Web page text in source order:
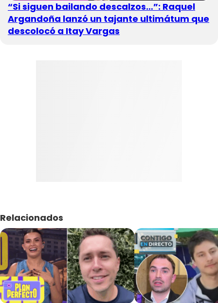
“Si siguen bailando descalzos…”: Raquel
Argandoña lanzó un tajante ultimátum que
descolocó a Itay Vargas
Relacionados